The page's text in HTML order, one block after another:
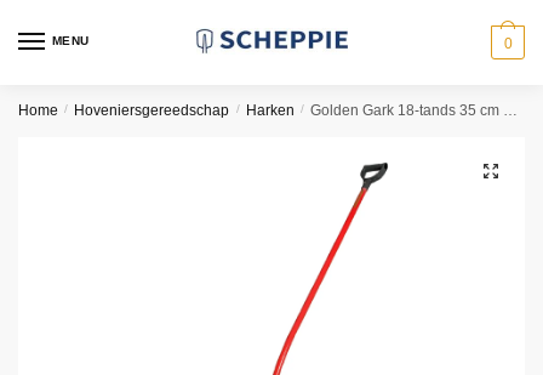
MENU 0
Home / Hoveniersgereedschap / Harken / Golden Gark 18-tands 35 cm met aluminium steel en D-greep
🔍